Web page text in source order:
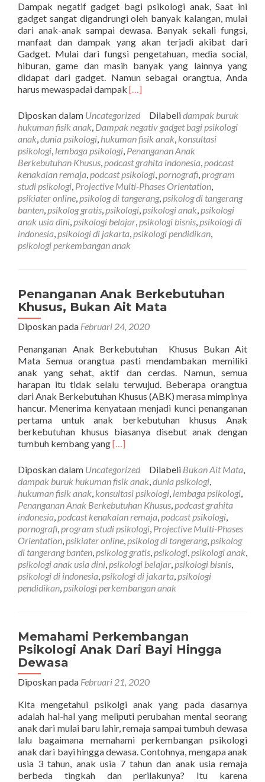
Dampak negatif gadget bagi psikologi anak, Saat ini
gadget sangat digandrungi oleh banyak kalangan, mulai
dari anak-anak sampai dewasa. Banyak sekali fungsi,
manfaat dan dampak yang akan terjadi akibat dari
Gadget. Mulai dari fungsi pengetahuan, media social,
hiburan, game dan masih banyak yang lainnya yang
didapat dari gadget. Namun sebagai orangtua, Anda
harus mewaspadai dampak Selengkapnya
NEGATIF
GADGET
BAGI
PSIKOLOGI
ANAK
[…]
Diposkan dalam Uncategorized Dilabelidampak buruk
hukuman fisik anak, Dampak negativ gadget bagi psikologi
anak,dunia psikologi, hukuman fisik anak, konsultasi
psikologi, lembaga psikologi, Penanganan Anak
Berkebutuhan Khusus,podcast grahita indonesia,podcast
kenakalan remaja,podcast psikologi,pornografi,program
studi psikologi, Projective Multi-Phases Orientation,
psikiater online,psikolog di tangerang,psikolog di tangerang
banten,psikolog gratis,psikologi,psikologi anak,psikologi
anak usia dini,psikologi belajar,psikologi bisnis,psikologi di
indonesia,psikologi di jakarta,psikologi pendidikan,
psikologi perkembangan anak
Penanganan Anak Berkebutuhan
Khusus, Bukan Ait Mata
Diposkan pada Februari 24, 2020
Penanganan Anak Berkebutuhan Khusus Bukan Ait
Mata Semua orangtua pasti mendambakan memiliki
anak yang sehat, aktif dan cerdas. Namun, semua
harapan itu tidak selalu terwujud. Beberapa orangtua
dari Anak Berkebutuhan Khusus (ABK) merasa mimpinya
hancur. Menerima kenyataan menjadi kunci penanganan
pertama untuk anak berkebutuhan khusus Anak
berkebutuhan khusus biasanya disebut anak dengan
tumbuh kembang yangSelengkapnya
Anak
Berkebutuhan
Khusus,
Bukan
Ait
Mata
[…]
Diposkan dalam Uncategorized Dilabeli Bukan Ait Mata,
dampak buruk hukuman fisik anak,dunia psikologi,
hukuman fisik anak, konsultasi psikologi, lembaga psikologi,
Penanganan Anak Berkebutuhan Khusus,podcast grahita
indonesia,podcast kenakalan remaja,podcast psikologi,
pornografi,program studi psikologi, Projective Multi-Phases
Orientation,psikiater online,psikolog di tangerang,psikolog
di tangerang banten,psikolog gratis,psikologi,psikologi anak,
psikologi anak usia dini,psikologi belajar,psikologi bisnis,
psikologi di indonesia,psikologi di jakarta,psikologi
pendidikan,psikologi perkembangan anak
Memahami Perkembangan
Psikologi Anak Dari Bayi Hingga
Dewasa
Diposkan pada Februari 21, 2020
Kita mengetahui psikolgi anak yang pada dasarnya
adalah hal-hal yang meliputi perubahan mental seorang
anak dari mulai baru lahir, remaja sampai tumbuh dewasa
lalu bagaimana memahami perkembangan psikologi
anak dari bayi hingga dewasa. Contohnya, mengapa anak
usia 3 tahun, anak usia 7 tahun dan anak usia remaja
berbeda tingkah dan perilakunya? Itu karena